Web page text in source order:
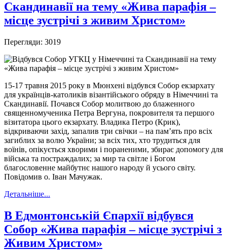
Скандинавії на тему «Жива парафія –
місце зустрічі з живим Христом»
Перегляди: 3019
15-17 травня 2015 року в Мюнхені відбувся Собор екзархату
для українців-католиків візантійського обряду в Німеччині та
Скандинавії. Почався Собор молитвою до блаженного
священномученика Петра Вергуна, покровителя та першого
візитатора цього екзархату. Владика Петро (Крик),
відкриваючи захід, запалив три свічки – на пам’ять про всіх
загиблих за волю України; за всіх тих, хто трудиться для
воїнів, опікується хворими і пораненими, збирає допомогу для
війська та постраждалих; за мир та світле і Богом
благословенне майбутнє нашого народу й усього світу.
Повідомив о. Іван Мачужак.
Детальніше...
В Едмонтонській Єпархії відбувся
Собор «Жива парафія – місце зустрічі з
Живим Христом»